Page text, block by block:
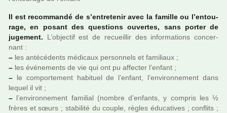
Il est recom­mandé de s’entre­te­nir avec la famille ou l’entou­
rage, en posant des ques­tions ouver­tes, sans porter de
juge­ment.
L’objec­tif est de recueillir des infor­ma­tions concer­
nant :
– les anté­cé­dents médi­caux per­son­nels et fami­liaux ;
– les événements de vie qui ont pu affec­ter l’enfant ;
– le com­por­te­ment habi­tuel de l’enfant, l’envi­ron­ne­ment dans
lequel il vit ;
– l’envi­ron­ne­ment fami­lial (nombre d’enfants, y com­pris les ½
frères et sœurs ; sta­bi­lité du couple, règles éducatives ; conflits ;